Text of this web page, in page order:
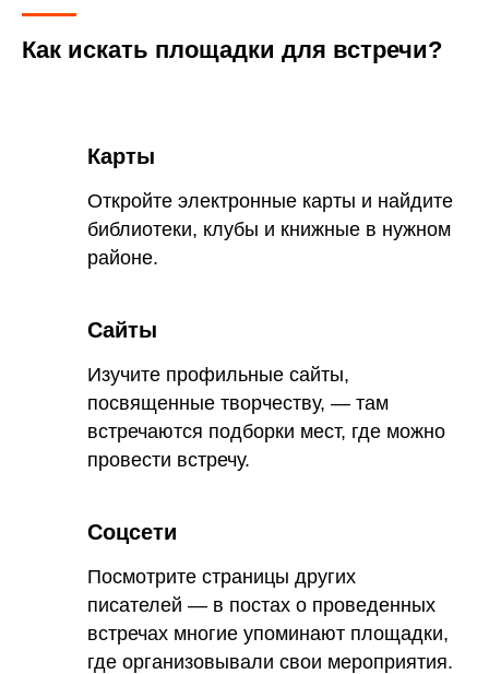
Как искать площадки для встречи?
Карты
Откройте электронные карты и найдите
библиотеки, клубы и книжные в нужном
районе.
Сайты
Изучите профильные сайты,
посвященные творчеству, — там
встречаются подборки мест, где можно
провести встречу.
Соцсети
Посмотрите страницы других
писателей — в постах о проведенных
встречах многие упоминают площадки,
где организовывали свои мероприятия.